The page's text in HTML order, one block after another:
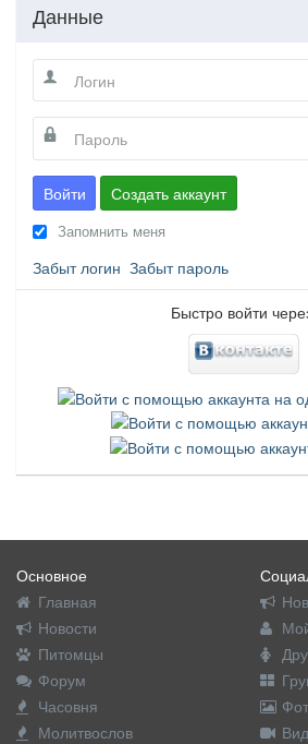
Данные
Войти Создать аккаунт
Запомнить меня
Забыт логин Забыт пароль
Быстро войти
Основное
Главная
Новости
Питомцы
Форум
Часовня
Молитвослов